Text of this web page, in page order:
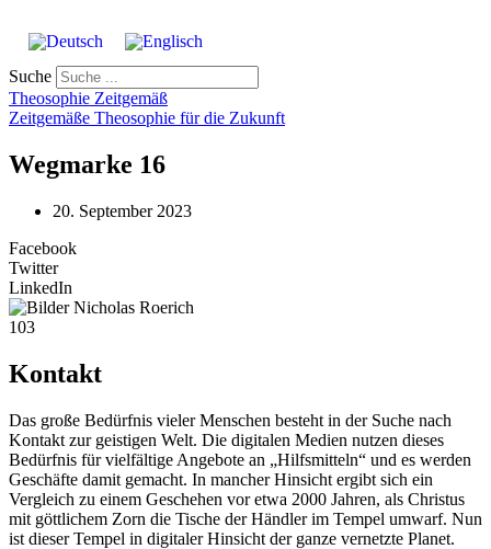
Suche
Theosophie Zeitgemäß
Zeitgemäße Theosophie für die Zukunft
Wegmarke 16
20. September 2023
Facebook
Twitter
LinkedIn
103
Kontakt
Das große Bedürfnis vieler Menschen besteht in der Suche nach
Kontakt zur geistigen Welt. Die digitalen Medien nutzen dieses
Bedürfnis für vielfältige Angebote an „Hilfsmitteln“ und es werden
Geschäfte damit gemacht. In mancher Hinsicht ergibt sich ein
Vergleich zu einem Geschehen vor etwa 2000 Jahren, als Christus
mit göttlichem Zorn die Tische der Händler im Tempel umwarf. Nun
ist dieser Tempel in digitaler Hinsicht der ganze vernetzte Planet.